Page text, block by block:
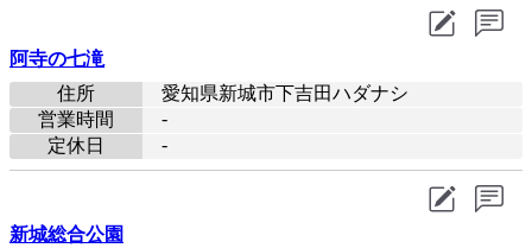
阿寺の七滝
住所
愛知県新城市下吉田ハダナシ
営業時間
-
定休日
-
新城総合公園